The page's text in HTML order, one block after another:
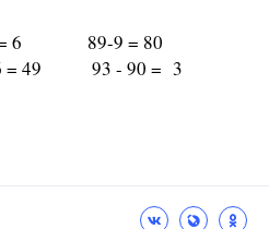
= 6 89-9 = 80
49 93 - 90 = 3